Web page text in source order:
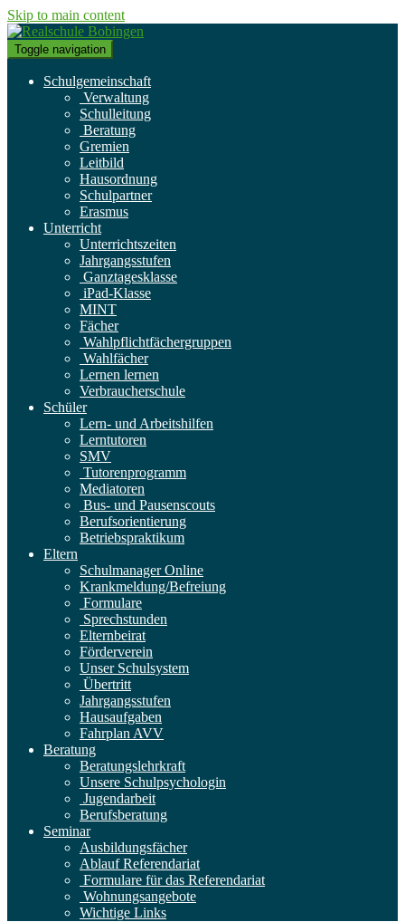
Skip to main content
Toggle navigation
Schulgemeinschaft
Verwaltung
Schulleitung
Beratung
Gremien
Leitbild
Hausordnung
Schulpartner
Erasmus
Unterricht
Unterrichtszeiten
Jahrgangsstufen
Ganztagesklasse
iPad-Klasse
MINT
Fächer
Wahlpflichtfächergruppen
Wahlfächer
Lernen lernen
Verbraucherschule
Schüler
Lern- und Arbeitshilfen
Lerntutoren
SMV
Tutorenprogramm
Mediatoren
Bus- und Pausenscouts
Berufsorientierung
Betriebspraktikum
Eltern
Schulmanager Online
Krankmeldung/Befreiung
Formulare
Sprechstunden
Elternbeirat
Förderverein
Unser Schulsystem
Übertritt
Jahrgangsstufen
Hausaufgaben
Fahrplan AVV
Beratung
Beratungslehrkraft
Unsere Schulpsychologin
Jugendarbeit
Berufsberatung
Seminar
Ausbildungsfächer
Ablauf Referendariat
Formulare für das Referendariat
Wohnungsangebote
Wichtige Links